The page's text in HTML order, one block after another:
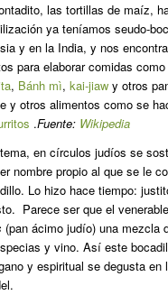
las tortillas de maíz,
ya teníamos seudo-
y en la India, y nos
para elaborar comidas como
, Bánh mì, kai-jiawy otros
y otros alimentos como se
.Fuente: Wikipedia
en círculos judíos se
nombre propio al que se le
Lo hizo hace tiempo:
Parece ser que el
(pan ácimo judío) una mezcla
y vino. Así este
y espiritual se degusta en